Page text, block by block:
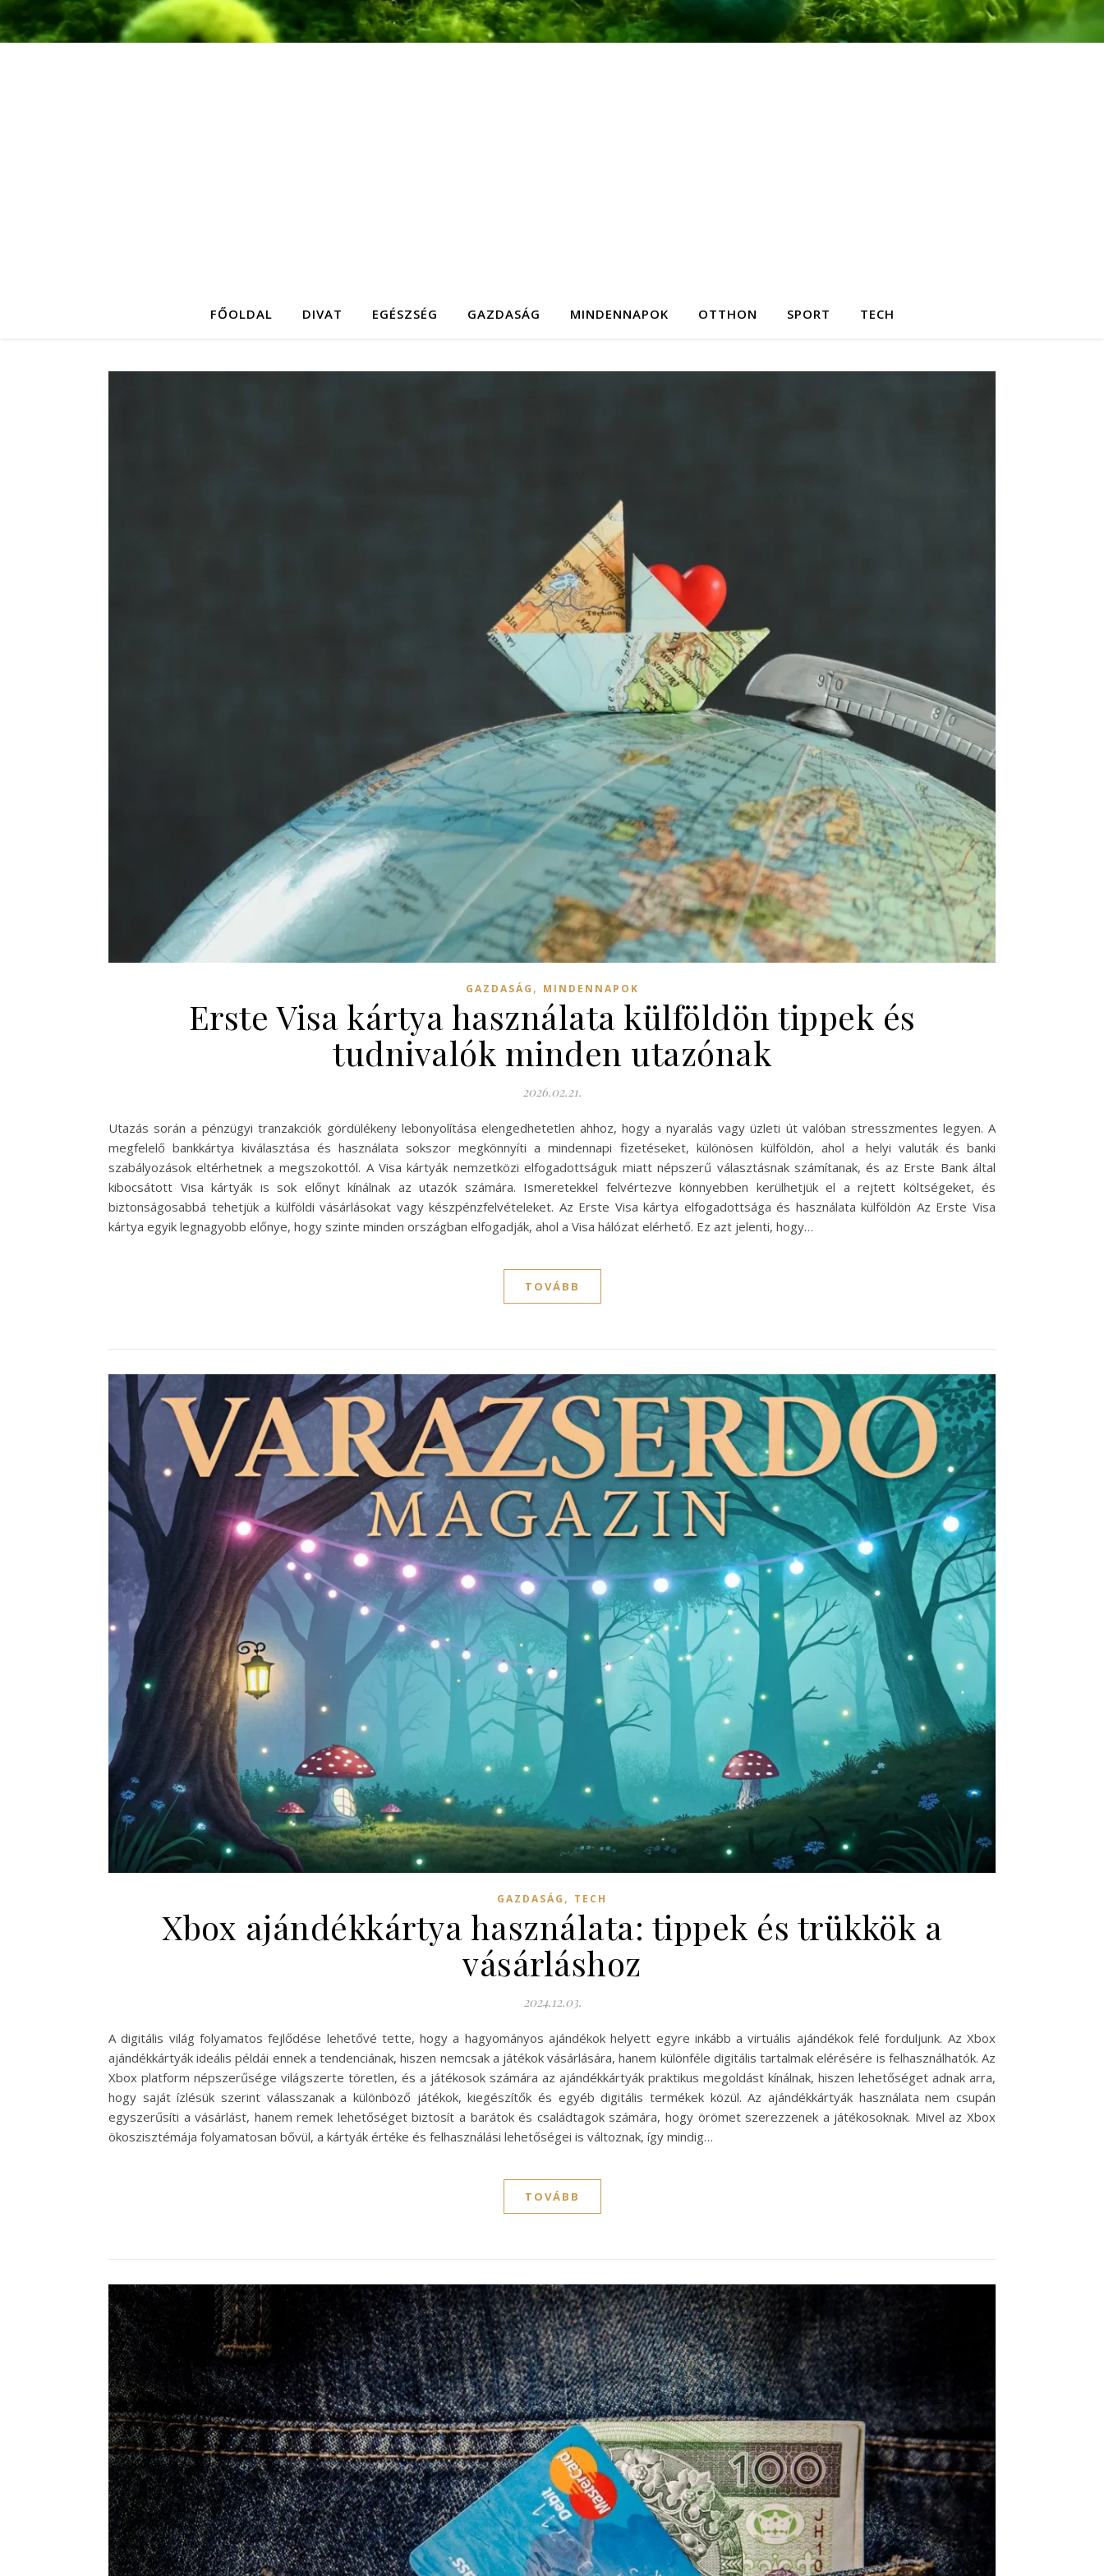
FŐOLDAL DIVAT EGÉSZSÉG GAZDASÁG MINDENNAPOK OTTHON SPORT TECH
GAZDASÁG , MINDENNAPOK
Erste Visa kártya használata külföldön tippek és
tudnivalók minden utazónak
2026.02.21.
Utazás során a pénzügyi tranzakciók gördülékeny lebonyolítása elengedhetetlen ahhoz, hogy a nyaralás vagy üzleti út valóban stresszmentes legyen. A
megfelelő bankkártya kiválasztása és használata sokszor megkönnyíti a mindennapi fizetéseket, különösen külföldön, ahol a helyi valuták és banki
szabályozások eltérhetnek a megszokottól. A Visa kártyák nemzetközi elfogadottságuk miatt népszerű választásnak számítanak, és az Erste Bank által
kibocsátott Visa kártyák is sok előnyt kínálnak az utazók számára. Ismeretekkel felvértezve könnyebben kerülhetjük el a rejtett költségeket, és
biztonságosabbá tehetjük a külföldi vásárlásokat vagy készpénzfelvételeket. Az Erste Visa kártya elfogadottsága és használata külföldön Az Erste Visa
kártya egyik legnagyobb előnye, hogy szinte minden országban elfogadják, ahol a Visa hálózat elérhető. Ez azt jelenti, hogy…
TOVÁBB
GAZDASÁG , TECH
Xbox ajándékkártya használata: tippek és trükkök a
vásárláshoz
2024.12.03.
A digitális világ folyamatos fejlődése lehetővé tette, hogy a hagyományos ajándékok helyett egyre inkább a virtuális ajándékok felé forduljunk. Az Xbox
ajándékkártyák ideális példái ennek a tendenciának, hiszen nemcsak a játékok vásárlására, hanem különféle digitális tartalmak elérésére is felhasználhatók. Az
Xbox platform népszerűsége világszerte töretlen, és a játékosok számára az ajándékkártyák praktikus megoldást kínálnak, hiszen lehetőséget adnak arra,
hogy saját ízlésük szerint válasszanak a különböző játékok, kiegészítők és egyéb digitális termékek közül. Az ajándékkártyák használata nem csupán
egyszerűsíti a vásárlást, hanem remek lehetőséget biztosít a barátok és családtagok számára, hogy örömet szerezzenek a játékosoknak. Mivel az Xbox
ökoszisztémája folyamatosan bővül, a kártyák értéke és felhasználási lehetőségei is változnak, így mindig…
TOVÁBB